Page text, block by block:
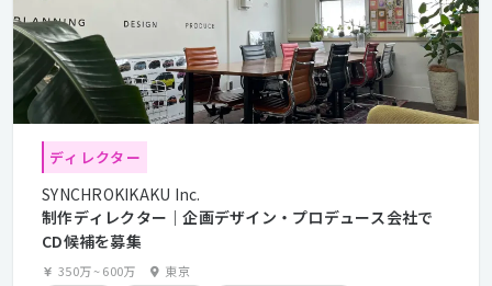
ディレクター
SYNCHROKIKAKU Inc.
制作ディレクター｜企画デザイン・プロデュース会社で
CD候補を募集
350万~600万 東京